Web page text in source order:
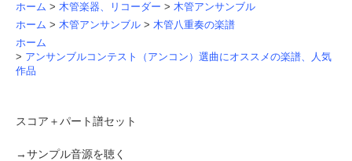
ホーム > 木管楽器、リコーダー > 木管アンサンブル
ホーム > 木管アンサンブル > 木管八重奏の楽譜
ホーム
> アンサンブルコンテスト（アンコン）選曲にオススメの楽譜、人気
作品
スコア＋パート譜セット
→サンプル音源を聴く